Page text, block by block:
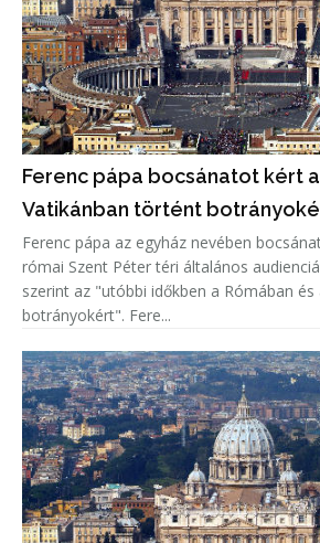
Ferenc pápa bocsánatot kért
Vatikánban történt
Ferenc pápa az egyház nevében
római Szent Péter téri általános
szerint az "utóbbi időkben a Rómában
botrányokért". Fere...